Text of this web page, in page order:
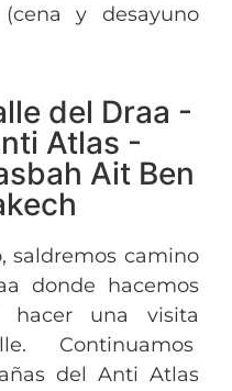
y desayuno
del Draa -
Atlas -
Ait Ben
saldremos camino
donde hacemos
hacer una visita
Continuamos
del Anti Atlas